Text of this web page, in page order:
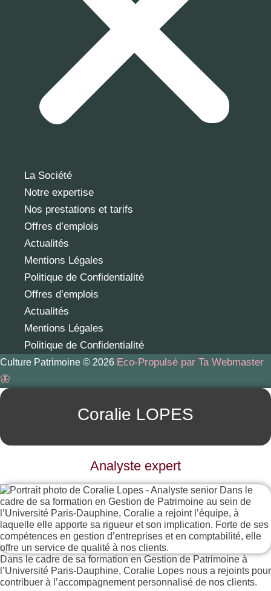
La Société
Notre expertise
Nos prestations et tarifs
Offres d’emplois
Actualités
Mentions Légales
Politique de Confidentialité
Offres d’emplois
Actualités
Mentions Légales
Politique de Confidentialité
Culture Patrimoine © 2026 Eco-Propulsé par Ta Webmaster
🦋
Coralie LOPES
Analyste expert
Dans le cadre de sa formation en Gestion de Patrimoine à
l’Université Paris-Dauphine, Coralie Lopes nous a rejoints pour
contribuer à l’accompagnement personnalisé de nos clients.